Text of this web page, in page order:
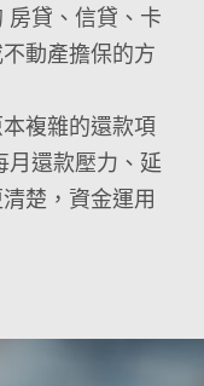
房貸、信貸、卡
動產擔保的方
複雜的還款項
月還款壓力、延
楚，資金運用